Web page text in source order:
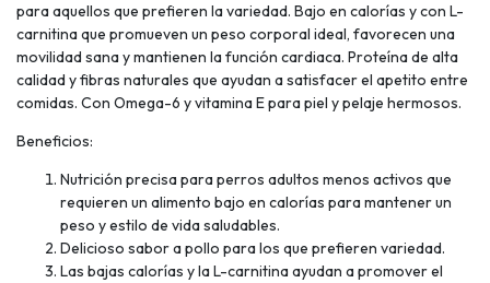
para aquellos que prefieren la variedad. Bajo en calorías y con L-
carnitina que promueven un peso corporal ideal, favorecen una
movilidad sana y mantienen la función cardiaca. Proteína de alta
calidad y fibras naturales que ayudan a satisfacer el apetito entre
comidas. Con Omega-6 y vitamina E para piel y pelaje hermosos.
Beneficios:
Nutrición precisa para perros adultos menos activos que
requieren un alimento bajo en calorías para mantener un
peso y estilo de vida saludables.
Delicioso sabor a pollo para los que prefieren variedad.
Las bajas calorías y la L-carnitina ayudan a promover el